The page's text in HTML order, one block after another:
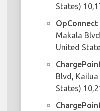
States)
OpConnect
Makala
United
Blvd,
States)